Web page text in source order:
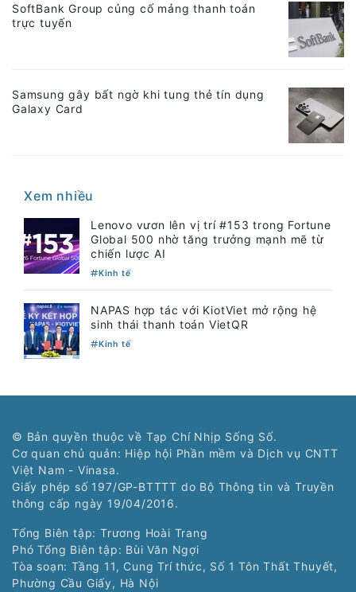
SoftBank Group củng cố mảng thanh toán
trực tuyến
Samsung gây bất ngờ khi tung thẻ tín dụng
Galaxy Card
Xem nhiều
Lenovo vươn lên vị trí #153 trong Fortune
Global 500 nhờ tăng trưởng mạnh mẽ từ
chiến lược AI
Kinh tế
NAPAS hợp tác với KiotViet mở rộng hệ
sinh thái thanh toán VietQR
Kinh tế
© Bản quyền thuộc về Tạp Chí Nhịp Sống Số.
Cơ quan chủ quản: Hiệp hội Phần mềm và Dịch vụ CNTT
Việt Nam - Vinasa.
Giấy phép số 197/GP-BTTTT do Bộ Thông tin và Truyền
thông cấp ngày 19/04/2016.
Tổng Biên tập: Trương Hoài Trang
Phó Tổng Biên tập: Bùi Văn Ngợi
Tòa soạn: Tầng 11, Cung Trí thức, Số 1 Tôn Thất Thuyết,
Phường Cầu Giấy, Hà Nội